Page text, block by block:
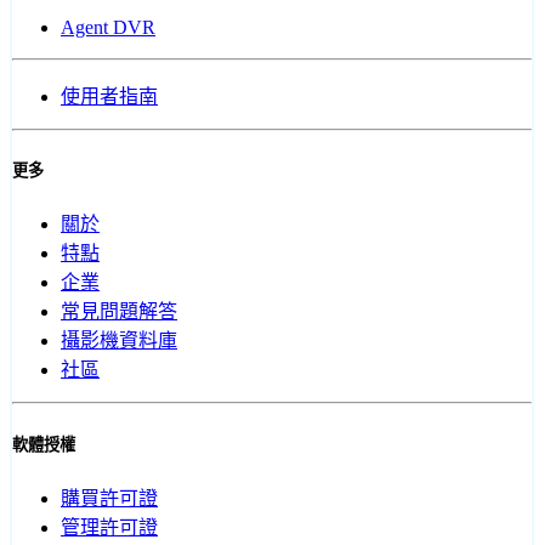
Agent DVR
使用者指南
更多
關於
特點
企業
常見問題解答
攝影機資料庫
社區
軟體授權
購買許可證
管理許可證